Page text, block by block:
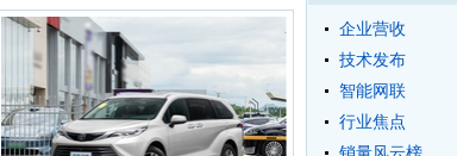
企业营收
技术发布
智能网联
行业焦点